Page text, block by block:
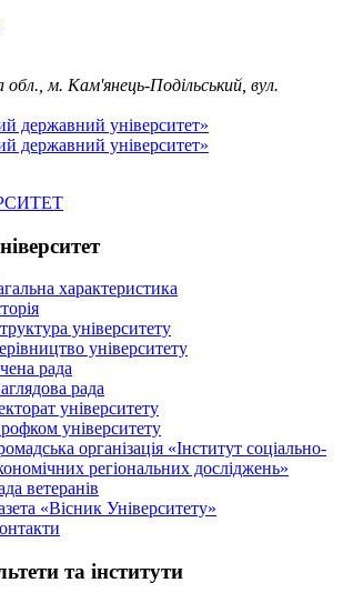
обл., м. Кам'янець-Подільський, вул.
характеристика
університету
університету
рада
рада
університету
університету
організація «Інститут соціально-
регіональних досліджень»
ветеранів
«Вісник Університету»
та інститути